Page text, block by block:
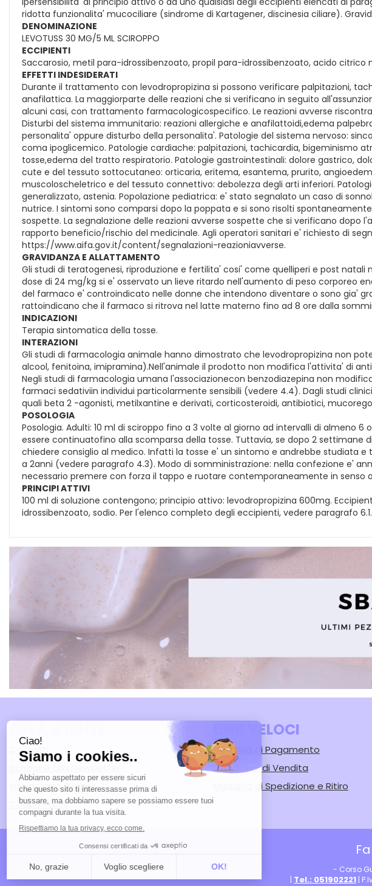
ridotta funzionalita' mucociliare (sindrome di Kartagener, discinesia ciliare).
DENOMINAZIONE
LEVOTUSS 30 MG/5 ML SCIROPPO
ECCIPIENTI
Saccarosio, metil para-idrossibenzoato, propil para-idrossibenzoato, acido
EFFETTI INDESIDERATI
Durante il trattamento con levodropropizina si possono verificare palpitazioni,
anafilattica. La maggiorparte delle reazioni che si verificano in seguito
alcuni casi, con trattamento farmacologicospecifico. Le reazioni avverse
Disturbi del sistema immunitario: reazioni allergiche e anafilattoidi,edema
personalita' oppure disturbo della personalita'. Patologie del sistema nervoso:
coma ipoglicemico. Patologie cardiache: palpitazioni, tachicardia, bigeminismo
tosse,edema del tratto respiratorio. Patologie gastrointestinali: dolore gastrico,
cute e del tessuto sottocutaneo: orticaria, eritema, esantema, prurito,
muscoloscheletrico e del tessuto connettivo: debolezza degli arti inferiori.
generalizzato, astenia. Popolazione pediatrica: e' stato segnalato un caso di
nutrice. I sintomi sono comparsi dopo la poppata e si sono risolti
sospette. La segnalazione delle reazioni avverse sospette che si verificano
rapporto beneficio/rischio del medicinale. Agli operatori sanitari e' richiesto di
https://www.aifa.gov.it/content/segnalazioni-reazioniavverse.
GRAVIDANZA E ALLATTAMENTO
Gli studi di teratogenesi, riproduzione e fertilita' cosi' come quelliperi e post
dose di 24 mg/kg si e' osservato un lieve ritardo nell'aumento di peso corporeo
del farmaco e' controindicato nelle donne che intendono diventare o sono gia'
rattoindicano che il farmaco si ritrova nel latte materno fino ad 8 ore dalla
INDICAZIONI
Terapia sintomatica della tosse.
INTERAZIONI
Gli studi di farmacologia animale hanno dimostrato che levodropropizina non
alcool, fenitoina, imipramina).Nell'animale il prodotto non modifica l'attivita' di
Negli studi di farmacologia umana l'associazionecon benzodiazepina non
farmaci sedativiin individui particolarmente sensibili (vedere 4.4). Dagli studi
quali beta 2 -agonisti, metilxantine e derivati, corticosteroidi, antibiotici,
POSOLOGIA
Posologia. Adulti: 10 ml di sciroppo fino a 3 volte al giorno ad intervalli di almeno
essere continuatofino alla scomparsa della tosse. Tuttavia, se dopo 2
chiedere consiglio al medico. Infatti la tosse e' un sintomo e andrebbe studiata
a 2anni (vedere paragrafo 4.3). Modo di somministrazione: nella confezione e'
necessario premere con forza il tappo e ruotare contemporaneamente in senso
PRINCIPI ATTIVI
100 ml di soluzione contengono; principio attivo: levodropropizina 600mg.
idrossibenzoato, sodio. Per l'elenco completo degli eccipienti, vedere paragrafo 6.1.
Contatti
Informativa Privacy
Cookie Policy
LINK VELOCI
Modalità di Pagamento
Condizioni di Vendita
Modalità di Spedizione e Ritiro
- Corso
| Tel.: 051902221 |